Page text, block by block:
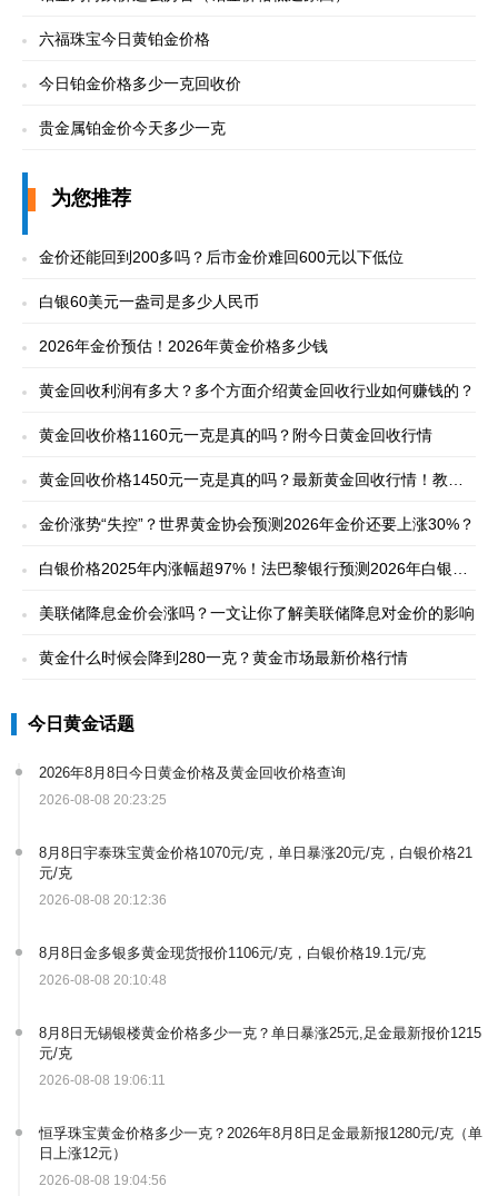
六福珠宝今日黄铂金价格
今日铂金价格多少一克回收价
贵金属铂金价今天多少一克
为您推荐
金价还能回到200多吗？后市金价难回600元以下低位
白银60美元一盎司是多少人民币
2026年金价预估！2026年黄金价格多少钱
黄金回收利润有多大？多个方面介绍黄金回收行业如何赚钱的？
黄金回收价格1160元一克是真的吗？附今日黄金回收行情
黄金回收价格1450元一克是真的吗？最新黄金回收行情！教你
金价涨势“失控”？​世界黄金协会预测2026年金价还要上涨30%？
白银价格2025年内涨幅超97%！法巴黎银行预测2026年白银价
美联储降息金价会涨吗？一文让你了解美联储降息对金价的影响
黄金什么时候会降到280一克？黄金市场最新价格行情
今日黄金话题
2026年8月8日今日黄金价格及黄金回收价格查询
2026-08-08 20:23:25
8月8日宇泰珠宝黄金价格1070元/克，单日暴涨20元/克，白银价格21
元/克
2026-08-08 20:12:36
8月8日金多银多黄金现货报价1106元/克，白银价格19.1元/克
2026-08-08 20:10:48
8月8日无锡银楼黄金价格多少一克？单日暴涨25元,足金最新报价1215
元/克
2026-08-08 19:06:11
恒孚珠宝黄金价格多少一克？2026年8月8日足金最新报1280元/克（单
日上涨12元）
2026-08-08 19:04:56